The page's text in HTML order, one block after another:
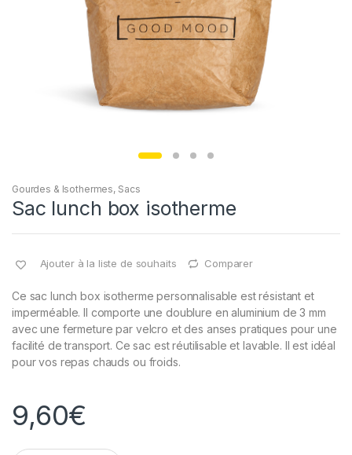
Gourdes & Isothermes, Sacs
Sac lunch box isotherme
Ajouter à la liste de souhaits Comparer
Ce sac lunch box isotherme personnalisable est résistant et
imperméable. Il comporte une doublure en aluminium de 3 mm
avec une fermeture par velcro et des anses pratiques pour une
facilité de transport. Ce sac est réutilisable et lavable. Il est idéal
pour vos repas chauds ou froids.
9,60€